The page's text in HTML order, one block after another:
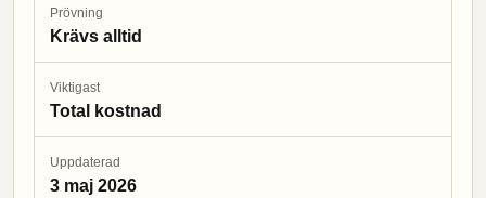
Prövning
Krävs alltid
Viktigast
Total kostnad
Uppdaterad
3 maj 2026